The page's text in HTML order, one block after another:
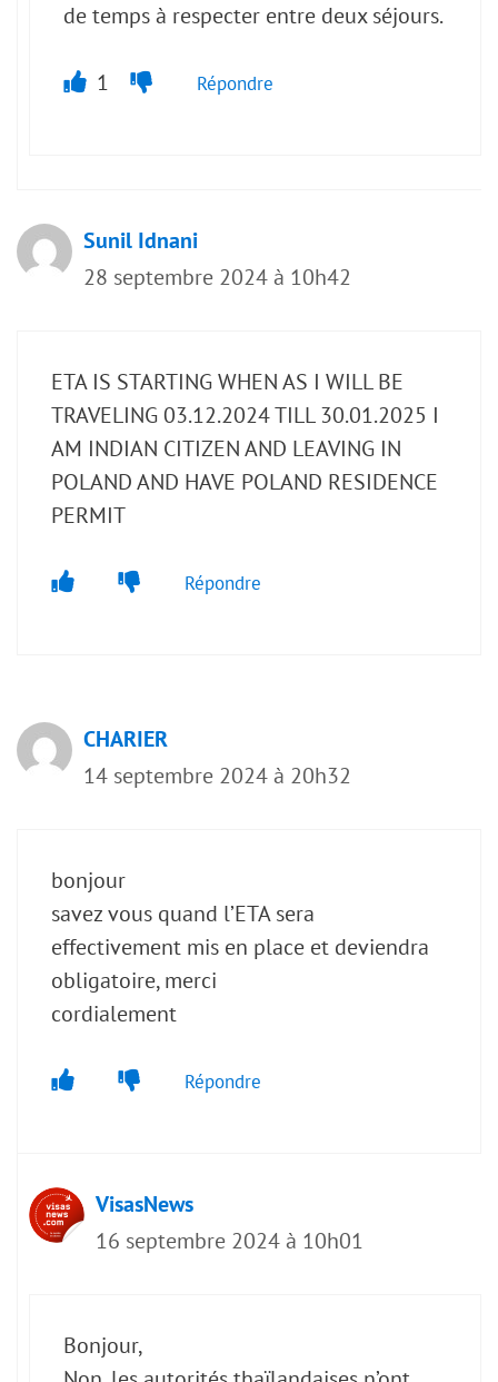
de temps à respecter entre deux séjours.
1 Répondre
Sunil Idnani
28 septembre 2024 à 10h42
ETA IS STARTING WHEN AS I WILL BE
TRAVELING 03.12.2024 TILL 30.01.2025 I
AM INDIAN CITIZEN AND LEAVING IN
POLAND AND HAVE POLAND RESIDENCE
PERMIT
Répondre
CHARIER
14 septembre 2024 à 20h32
bonjour
savez vous quand l’ETA sera
effectivement mis en place et deviendra
obligatoire, merci
cordialement
Répondre
VisasNews
16 septembre 2024 à 10h01
Bonjour,